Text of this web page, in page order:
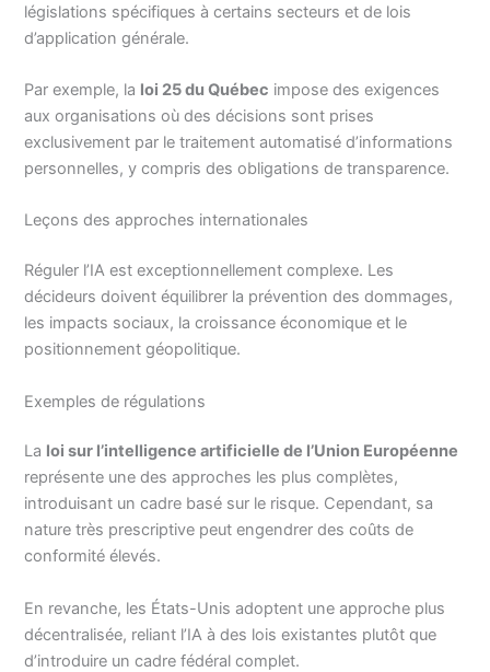
législations spécifiques à certains secteurs et de lois
d’application générale.
Par exemple, la loi 25 du Québec impose des exigences
aux organisations où des décisions sont prises
exclusivement par le traitement automatisé d’informations
personnelles, y compris des obligations de transparence.
Leçons des approches internationales
Réguler l’IA est exceptionnellement complexe. Les
décideurs doivent équilibrer la prévention des dommages,
les impacts sociaux, la croissance économique et le
positionnement géopolitique.
Exemples de régulations
La loi sur l’intelligence artificielle de l’Union Européenne
représente une des approches les plus complètes,
introduisant un cadre basé sur le risque. Cependant, sa
nature très prescriptive peut engendrer des coûts de
conformité élevés.
En revanche, les États-Unis adoptent une approche plus
décentralisée, reliant l’IA à des lois existantes plutôt que
d’introduire un cadre fédéral complet.